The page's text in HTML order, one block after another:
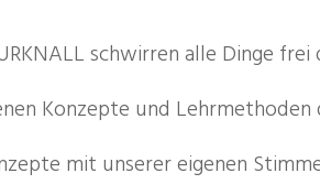
schwirren alle Dinge frei
Konzepte und
mit unserer eigenen